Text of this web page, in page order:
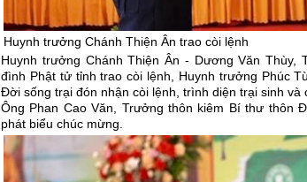
Huynh trưởng Chánh Thiện Ân trao còi lệnh
Huynh trưởng Chánh Thiện Ân - Dương Văn Thùy,
đình Phật tử tỉnh trao còi lệnh, Huynh trưởng Phúc
Đời sống trại đón nhận còi lệnh, trình diện trại sinh và
Ông Phan Cao Văn, Trưởng thôn kiêm Bí thư thôn
phát biểu chúc mừng.